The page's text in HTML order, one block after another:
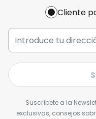
Cliente
Suscríbete a la
exclusivas, consejos